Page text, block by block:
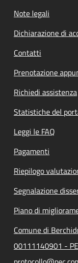
Note legali
Dichiarazione di
Contatti
Prenotazione
Richiedi assistenza
Statistiche del
Leggi le FAQ
Pagamenti
Riepilogo
Segnalazione
Piano di
Comune di
00111140901 -